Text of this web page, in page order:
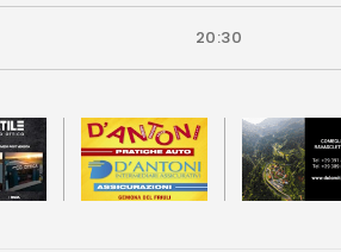
20:30